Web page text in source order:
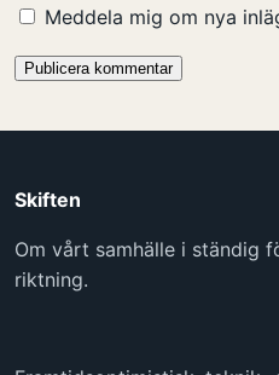
Meddela mig om nya
Skiften
Om vårt samhälle i ständig
riktning.